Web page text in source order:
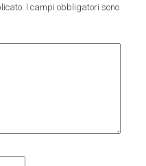
I campi obbligatori sono